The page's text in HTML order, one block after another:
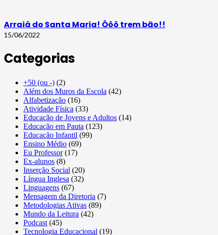
Arraiá do Santa Maria! Ôôô trem bão!!
15/06/2022
Categorias
+50 (ou -) (2)
Além dos Muros da Escola (42)
Alfabetização (16)
Atividade Física (33)
Educação de Jovens e Adultos (14)
Educação em Pauta (123)
Educação Infantil (99)
Ensino Médio (69)
Eu Professor(17)
Ex-alunos (8)
Inserção Social (20)
Língua Inglesa (32)
Linguagens (67)
Mensagem da Diretoria (7)
Metodologias Ativas (89)
Mundo da Leitura (42)
Podcast (45)
Tecnologia Educacional (19)